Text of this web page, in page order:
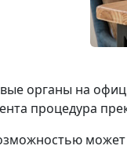
органы на
процедура
может